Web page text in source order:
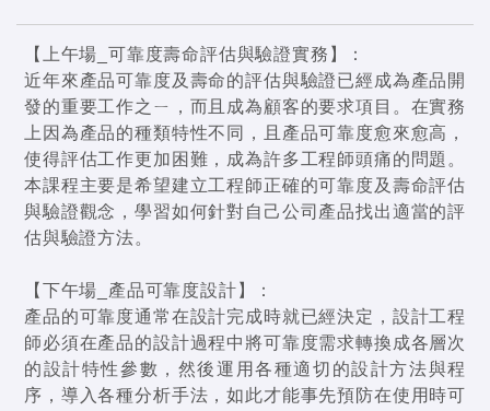
【上午場_可靠度壽命評估與驗證實務】：
近年來產品可靠度及壽命的評估與驗證已經成為產品開
發的重要工作之ㄧ，而且成為顧客的要求項目。在實務
上因為產品的種類特性不同，且產品可靠度愈來愈高，
使得評估工作更加困難，成為許多工程師頭痛的問題。
本課程主要是希望建立工程師正確的可靠度及壽命評估
與驗證觀念，學習如何針對自己公司產品找出適當的評
估與驗證方法。
【下午場_產品可靠度設計】：
產品的可靠度通常在設計完成時就已經決定，設計工程
師必須在產品的設計過程中將可靠度需求轉換成各層次
的設計特性參數，然後運用各種適切的設計方法與程
序，導入各種分析手法，如此才能事先預防在使用時可